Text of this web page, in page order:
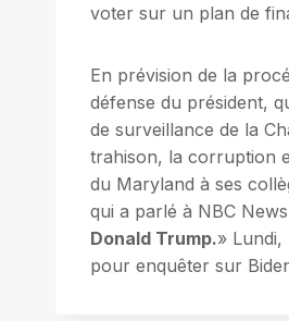
voter sur un plan de
En prévision de la
défense du président,
de surveillance de la
trahison, la corruption
du Maryland à ses
qui a parlé à NBC
Donald Trump.» Lundi,
pour enquêter sur